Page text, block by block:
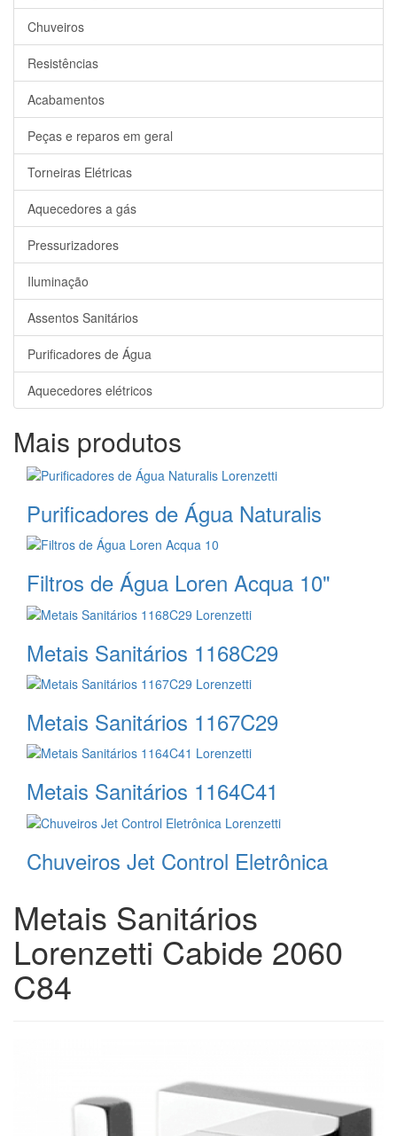
Chuveiros
Resistências
Acabamentos
Peças e reparos em geral
Torneiras Elétricas
Aquecedores a gás
Pressurizadores
Iluminação
Assentos Sanitários
Purificadores de Água
Aquecedores elétricos
Mais produtos
Purificadores de Água Naturalis
Filtros de Água Loren Acqua 10"
Metais Sanitários 1168C29
Metais Sanitários 1167C29
Metais Sanitários 1164C41
Chuveiros Jet Control Eletrônica
Metais Sanitários
Lorenzetti Cabide 2060
C84